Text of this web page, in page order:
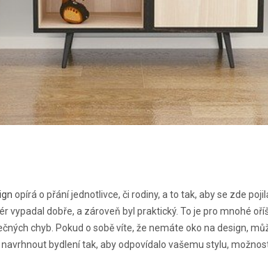
opírá o přání jednotlivce, či rodiny, a to tak, aby se zde
vypadal dobře, a zároveň byl praktický. To je pro mnohé
chyb. Pokud o sobě víte, že nemáte oko na design,
bydlení tak, aby odpovídalo vašemu stylu,